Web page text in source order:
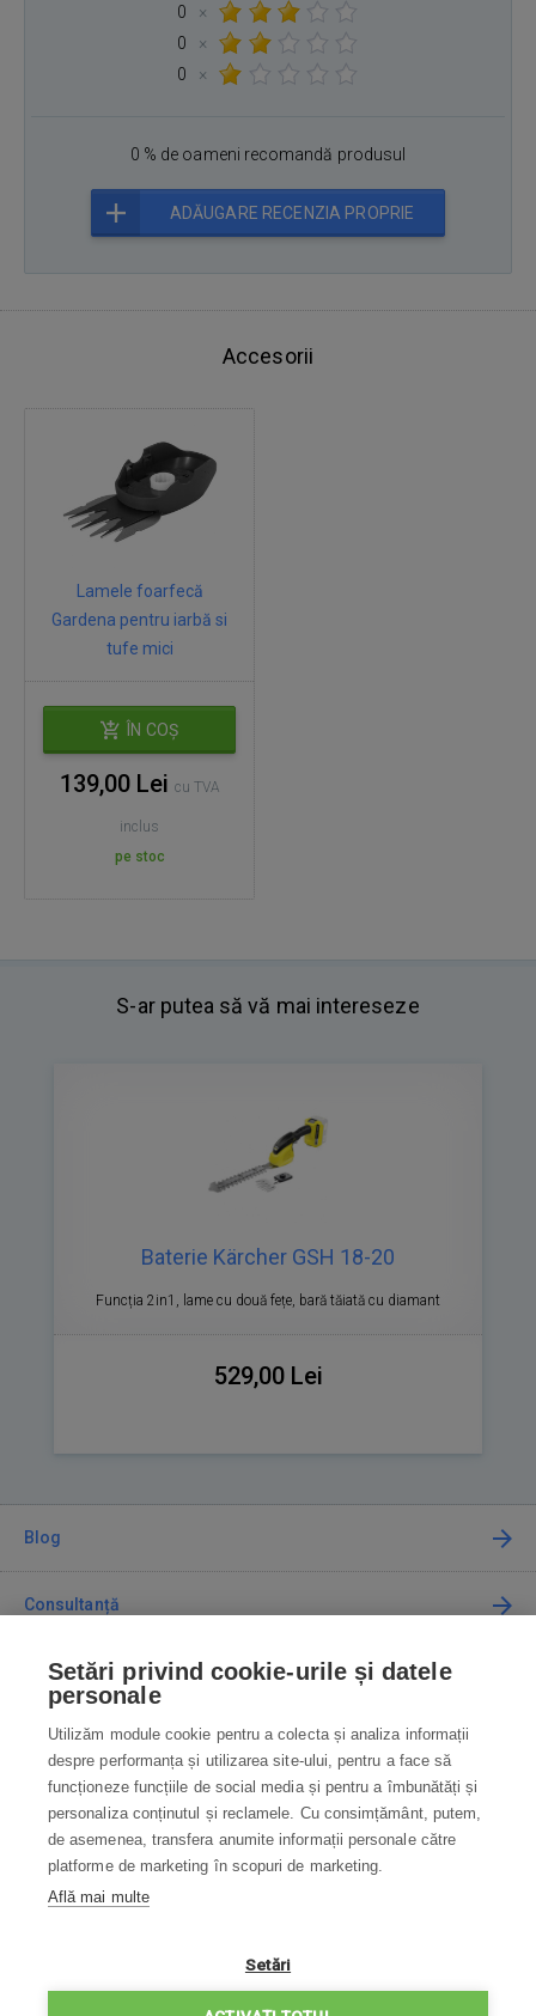
0
×
0
×
0
×
0 % de oameni recomandă produsul
ADĂUGARE RECENZIA PROPRIE
Accesorii
Lamele foarfecă
Gardena pentru iarbă si
tufe mici
ÎN COȘ
139,00 Lei cu TVA
inclus
pe stoc
S-ar putea să vă mai intereseze
Baterie Kärcher GSH 18-20
Funcția 2in1, lame cu două fețe, bară tăiată cu diamant
529,00 Lei
Blog
Consultanță
Cum cumpăr
Contact
Contactați-ne
info@robotworld.ro
031 22 97 010
Setări privind cookie-urile și datele
personale
Utilizăm module cookie pentru a colecta și analiza informații
despre performanța și utilizarea site-ului, pentru a face să
funcționeze funcțiile de social media și pentru a îmbunătăți și
personaliza conținutul și reclamele. Cu consimțământ, putem,
de asemenea, transfera anumite informații personale către
platforme de marketing în scopuri de marketing.
Află mai multe
Setări